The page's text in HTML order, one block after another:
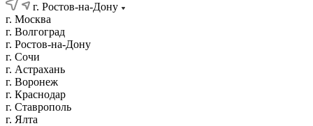
г. Ростов-на-Дону
г. Москва
г. Волгоград
г. Ростов-на-Дону
г. Сочи
г. Астрахань
г. Воронеж
г. Краснодар
г. Ставрополь
г. Ялта